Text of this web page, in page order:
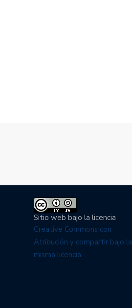
Sitio web bajo la licencia
Creative Commons con
Atribución y compartir bajo la
misma licencia.